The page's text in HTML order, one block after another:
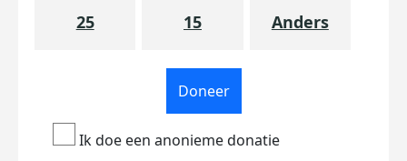
25 15 Anders
Doneer
Ik doe een anonieme donatie